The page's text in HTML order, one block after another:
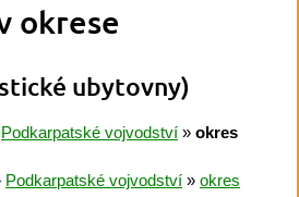
okrese
ubytovny)
Podkarpatské vojvodství » okres
Podkarpatské vojvodství » okres